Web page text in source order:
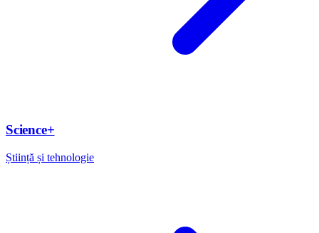
Science+
Știință și tehnologie